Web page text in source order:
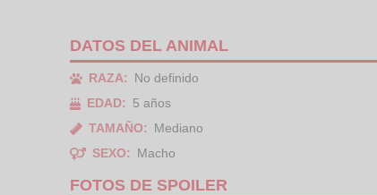
DATOS DEL ANIMAL
RAZA:
No definido
EDAD:
5 años
TAMAÑO:
Mediano
SEXO:
Macho
FOTOS DE SPOILER